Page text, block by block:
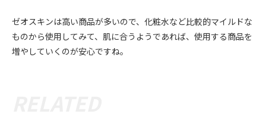
ゼオスキンは高い商品が多いので、化粧水など比較的マイルドな
ものから使用してみて、肌に合うようであれば、使用する商品を
増やしていくのが安心ですね。